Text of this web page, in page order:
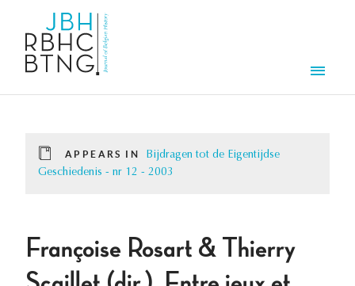
APPEARS IN
Bijdragen tot de Eigentijdse
Geschiedenis - nr 12 - 2003
Françoise Rosart & Thierry